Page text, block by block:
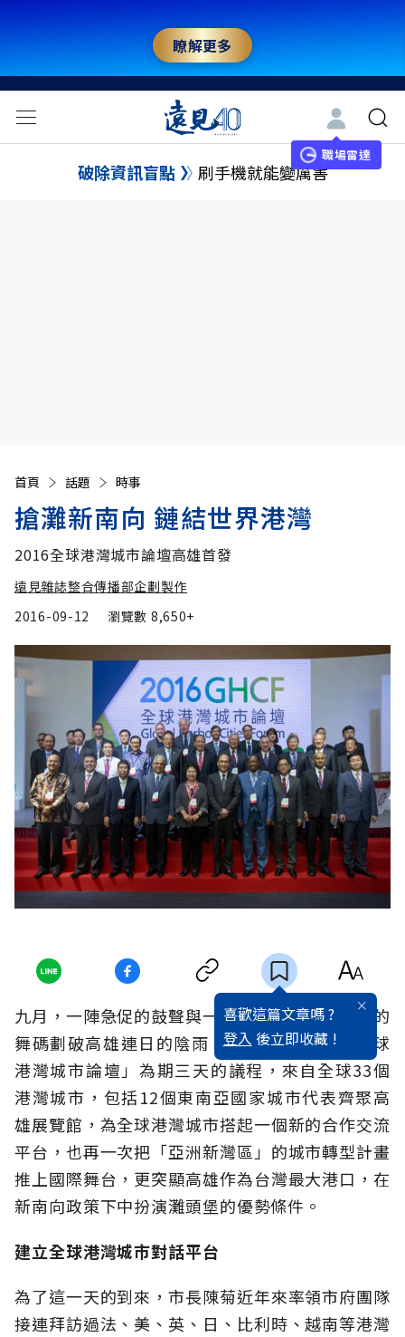
瞭解更多
職場雷達
破除資訊盲點 刷手機就能變厲害
首頁 話題 時事
搶灘新南向 鏈結世界港灣
2016全球港灣城市論壇高雄首發
遠見雜誌整合傳播部企劃製作
2016-09-12
瀏覽數 8,650+
喜歡這篇文章嗎 ?
登入 後立即收藏 !
九月，一陣急促的鼓聲與一支充滿達悟勇士張力的
舞碼劃破高雄連日的陰雨，也拉開了「2016全球
港灣城市論壇」為期三天的議程，來自全球33個
港灣城市，包括12個東南亞國家城市代表齊聚高
雄展覽館，為全球港灣城市搭起一個新的合作交流
平台，也再一次把「亞洲新灣區」的城市轉型計畫
推上國際舞台，更突顯高雄作為台灣最大港口，在
新南向政策下中扮演灘頭堡的優勢條件。
建立全球港灣城市對話平台
為了這一天的到來，市長陳菊近年來率領市府團隊
接連拜訪過法、美、英、日、比利時、越南等港灣